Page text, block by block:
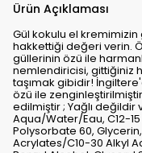
Ürün Açıklaması
Gül kokulu el
hakkettiği değeri verin.
güllerinin özü ile
nemlendiricisi, gittiğiniz
taşımak gibidir!
özü ile
edilmiştir ; Yağlı değildir
Aqua/Water/Eau, C12-
Polysorbate 60,
Acrylates/C10-30 Alkyl